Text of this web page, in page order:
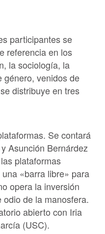
participantes se
referencia en los
la sociología, la
género, venidos de
distribuye en tres
Se contará
Asunción Bernárdez
plataformas
«barra libre» para
opera la inversión
de la manosfera.
abierto con Iria
(USC).